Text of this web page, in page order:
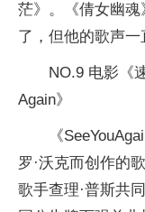
茫》。《倩女幽
了，但他的歌声
NO.9 电影《
Again》
《
罗·沃克而创作的
歌手查理·普斯共